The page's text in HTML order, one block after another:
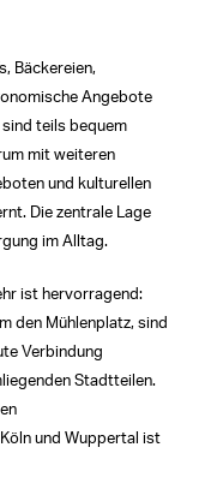
Bäckereien,
Angebote
sind teils bequem
mit weiteren
und kulturellen
Die zentrale Lage
im Alltag.
ist hervorragend:
den Mühlenplatz, sind
Verbindung
Stadtteilen.
und Wuppertal ist